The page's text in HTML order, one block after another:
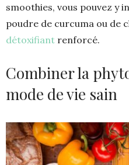
smoothies, vous pouvez y
poudre de curcuma ou de
détoxifiant renforcé.
Combiner la
mode de vie sain